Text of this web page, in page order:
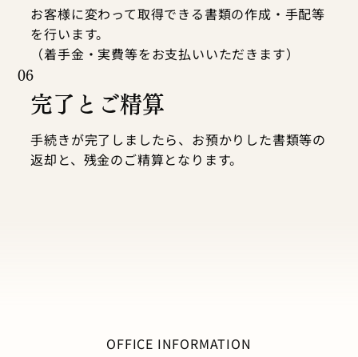
お客様に変わって取得できる書類の作成・手配等
を行います。
（着手金・実費等をお支払いいただきます）
06
完了とご精算
手続きが完了しましたら、お預かりした書類等の
返却と、残金のご精算となります。
OFFICE INFORMATION